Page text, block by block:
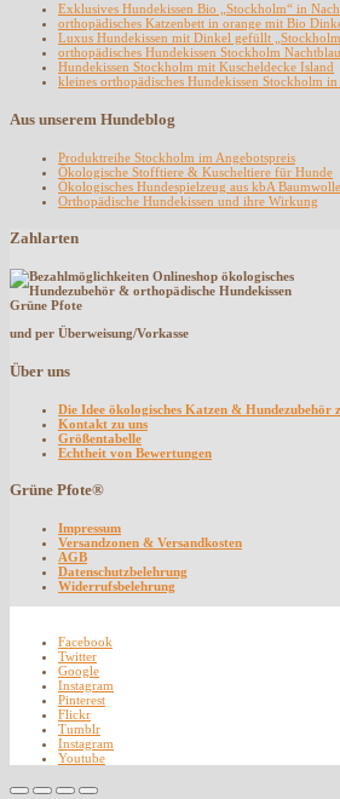
Exklusives Hundekissen Bio „Stockholm“ in
orthopädisches Katzenbett in orange mit Bio
Luxus Hundekissen mit Dinkel gefüllt
orthopädisches Hundekissen Stockholm
Hundekissen Stockholm mit Kuscheldecke Island
kleines orthopädisches Hundekissen Stockholm in
Aus unserem Hundeblog
Produktreihe Stockholm im Angebotspreis
Ökologische Stofftiere & Kuscheltiere für Hunde
Ökologisches Hundespielzeug aus kbA Baumwolle
Orthopädische Hundekissen und ihre Wirkung
Zahlarten
und per Überweisung/Vorkasse
Über uns
Die Idee ökologisches Katzen & Hundezubehör
Kontakt zu uns
Größentabelle
Echtheit von Bewertungen
Grüne Pfote®
Impressum
Versandzonen & Versandkosten
AGB
Datenschutzbelehrung
Widerrufsbelehrung
Facebook
Twitter
Google
Instagram
Pinterest
Flickr
Tumblr
Instagram
Youtube